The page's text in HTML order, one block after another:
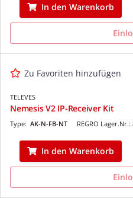
In den Warenkorb
Zu Favoriten hinzufügen
TELEVES
Nemesis V2 IP-Receiver Kit
REGRO Lager.Nr.:
Type: AK-N-FB-NT
In den Warenkorb